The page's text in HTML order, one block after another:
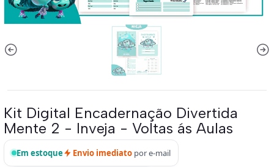
Kit Digital Encadernação Divertida
Mente 2 - Inveja - Voltas ás Aulas
Em estoque Envio imediato por e-mail